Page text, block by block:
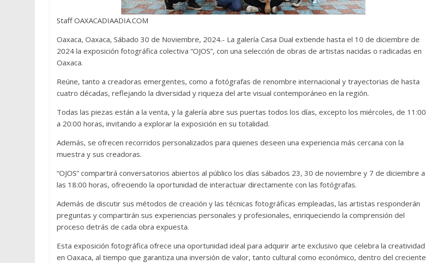
Staff OAXACADIAADIA.COM
Oaxaca, Oaxaca, Sábado 30 de Noviembre, 2024.- La galería Casa Dual extiende hasta el 10 de diciembre de
2024 la exposición fotográfica colectiva “OJOS”, con una selección de obras de artistas nacidas o radicadas en
Oaxaca.
Reúne, tanto a creadoras emergentes, como a fotógrafas de renombre internacional y trayectorias de hasta
cuatro décadas, reflejando la diversidad y riqueza del arte visual contemporáneo en la región.
Todas las piezas están a la venta, y la galería abre sus puertas todos los días, excepto los miércoles, de 11:00
a 20:00 horas, invitando a explorar la exposición en su totalidad.
Además, se ofrecen recorridos personalizados para quienes deseen una experiencia más cercana con la
muestra y sus creadoras.
“OJOS” compartirá conversatorios abiertos al público los días sábados 23, 30 de noviembre y 7 de diciembre a
las 18:00 horas, ofreciendo la oportunidad de interactuar directamente con las fotógrafas.
Además de discutir sus métodos de creación y las técnicas fotográficas empleadas, las artistas responderán
preguntas y compartirán sus experiencias personales y profesionales, enriqueciendo la comprensión del
proceso detrás de cada obra expuesta.
Esta exposición fotográfica ofrece una oportunidad ideal para adquirir arte exclusivo que celebra la creatividad
en Oaxaca, al tiempo que garantiza una inversión de valor, tanto cultural como económico, dentro del creciente